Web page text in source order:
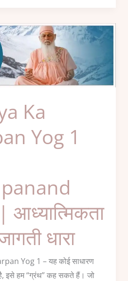
Ka
Yog 1
धारा
Yog 1 – यह कोई साधारण
इसे हम “ग्रंथ” कह सकते हैं। जो